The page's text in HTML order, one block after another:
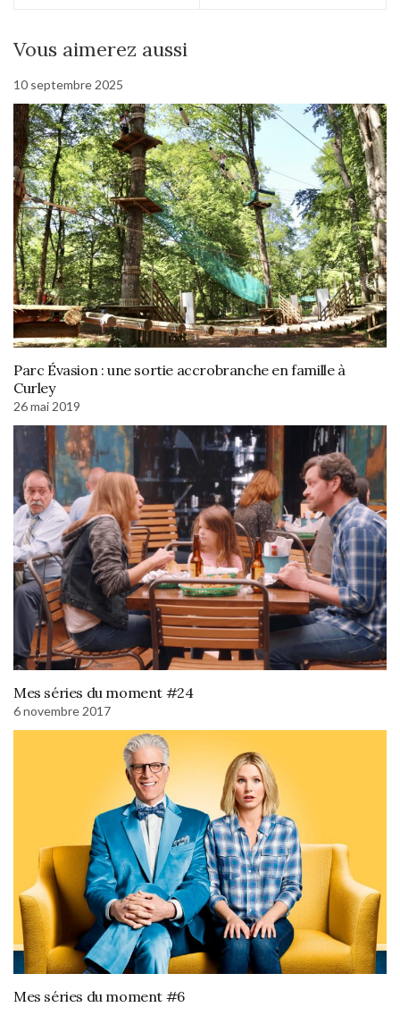
Vous aimerez aussi
10 septembre 2025
Parc Évasion : une sortie accrobranche en famille à
Curley
26 mai 2019
Mes séries du moment #24
6 novembre 2017
Mes séries du moment #6